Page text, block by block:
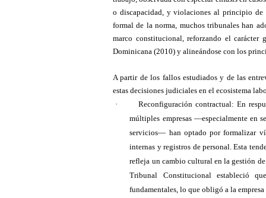
o discapacidad, y violaciones al principio
formal de la norma, muchos tribunales han
marco constitucional, reforzando el
Dominicana (2010) y alineándose con los
A partir de los fallos estudiados y de las
estas decisiones judiciales en el ecosistema
·
Reconfiguración contractual: En
múltiples empresas —especialmente en
servicios— han optado por formalizar
internas y registros de personal. Esta
refleja un cambio cultural en la gestión
Tribunal Constitucional estableció
fundamentales, lo que obligó a la